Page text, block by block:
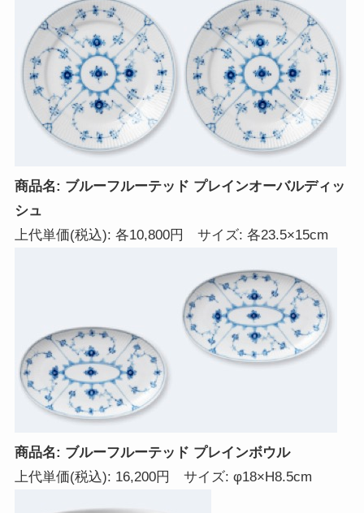
商品名: ブルーフルーテッド プレインオーバルディッ
シュ
上代単価(税込): 各10,800円 サイズ: 各23.5×15cm
商品名: ブルーフルーテッド プレインボウル
上代単価(税込): 16,200円 サイズ: φ18×H8.5cm